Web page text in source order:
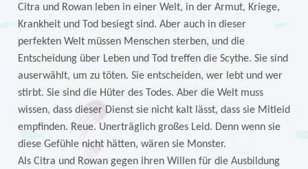
Citra und Rowan leben in einer Welt, in der Armut, Kriege,
Krankheit und Tod besiegt sind. Aber auch in dieser
perfekten Welt müssen Menschen sterben, und die
Entscheidung über Leben und Tod treffen die Scythe. Sie sind
auserwählt, um zu töten. Sie entscheiden, wer lebt und wer
stirbt. Sie sind die Hüter des Todes. Aber die Welt muss
wissen, dass dieser Dienst sie nicht kalt lässt, dass sie Mitleid
empfinden. Reue. Unerträglich großes Leid. Denn wenn sie
diese Gefühle nicht hätten, wären sie Monster.
Als Citra und Rowan gegen ihren Willen für die Ausbildung